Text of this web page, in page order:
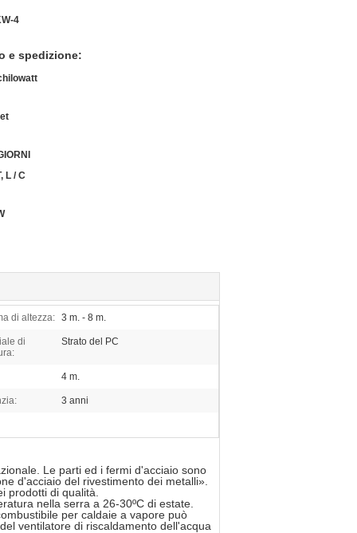
4
e spedizione:
L / C
di altezza: 3 m. - 8 m.
di
Strato del PC
4 m.
3 anni
Le parti ed i fermi d'acciaio sono
d'acciaio del rivestimento dei metalli».
prodotti di qualità.
nella serra a 26-30ºC di estate.
per caldaie a vapore può
ventilatore di riscaldamento dell'acqua